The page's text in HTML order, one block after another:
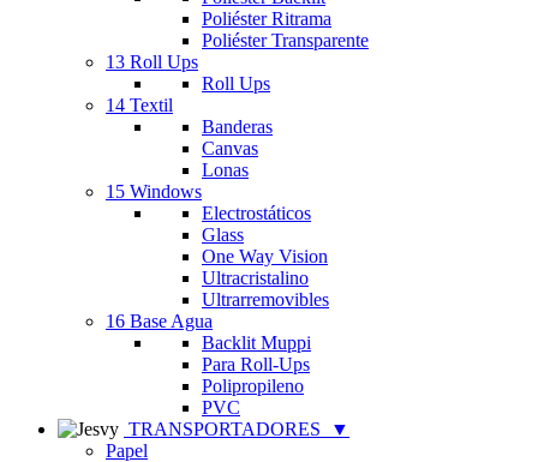
Poliéster Ritrama
Poliéster Transparente
13 Roll Ups
Roll Ups
14 Textil
Banderas
Canvas
Lonas
15 Windows
Electrostáticos
Glass
One Way Vision
Ultracristalino
Ultrarremovibles
16 Base Agua
Backlit Muppi
Para Roll-Ups
Polipropileno
PVC
TRANSPORTADORES
▼
Papel